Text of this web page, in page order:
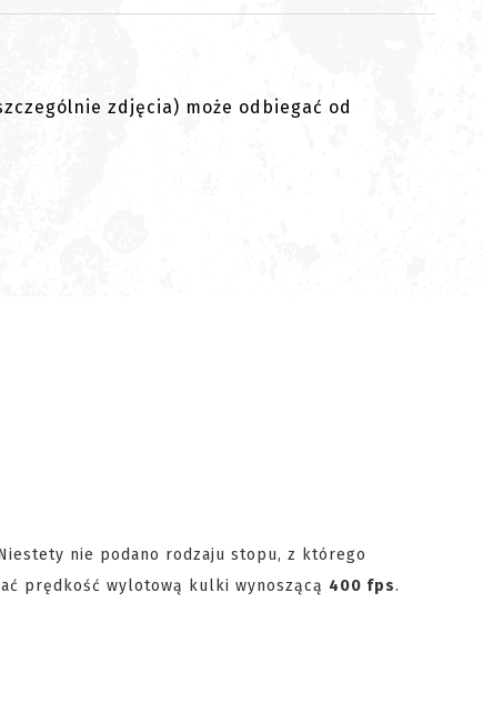
zdjęcia) może odbiegać od
nie podano rodzaju stopu, z którego
prędkość wylotową kulki wynoszącą 400 fps.